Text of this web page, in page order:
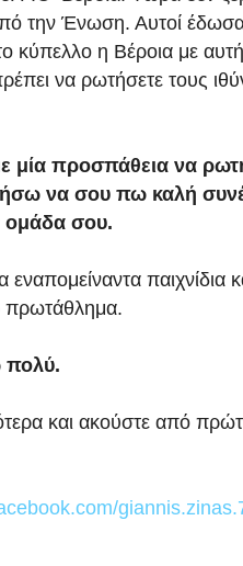
την Ένωση. Αυτοί
κύπελλο η Βέροια με
να ρωτήσετε τους
μία προσπάθεια να
να σου πω καλή
ομάδα σου.
παιχνίδια
πρωτάθλημα.
πολύ.
και ακούστε από